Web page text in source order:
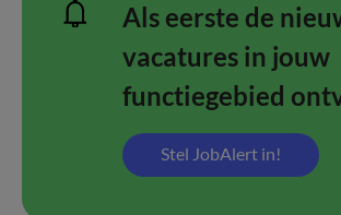
Als eerste de
vacatures in jouw
functiegebied
Stel JobAlert in!